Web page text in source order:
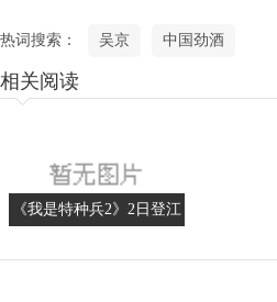
热词搜索： 吴京 中国劲酒
相关阅读
《我是特种兵2》2日登江